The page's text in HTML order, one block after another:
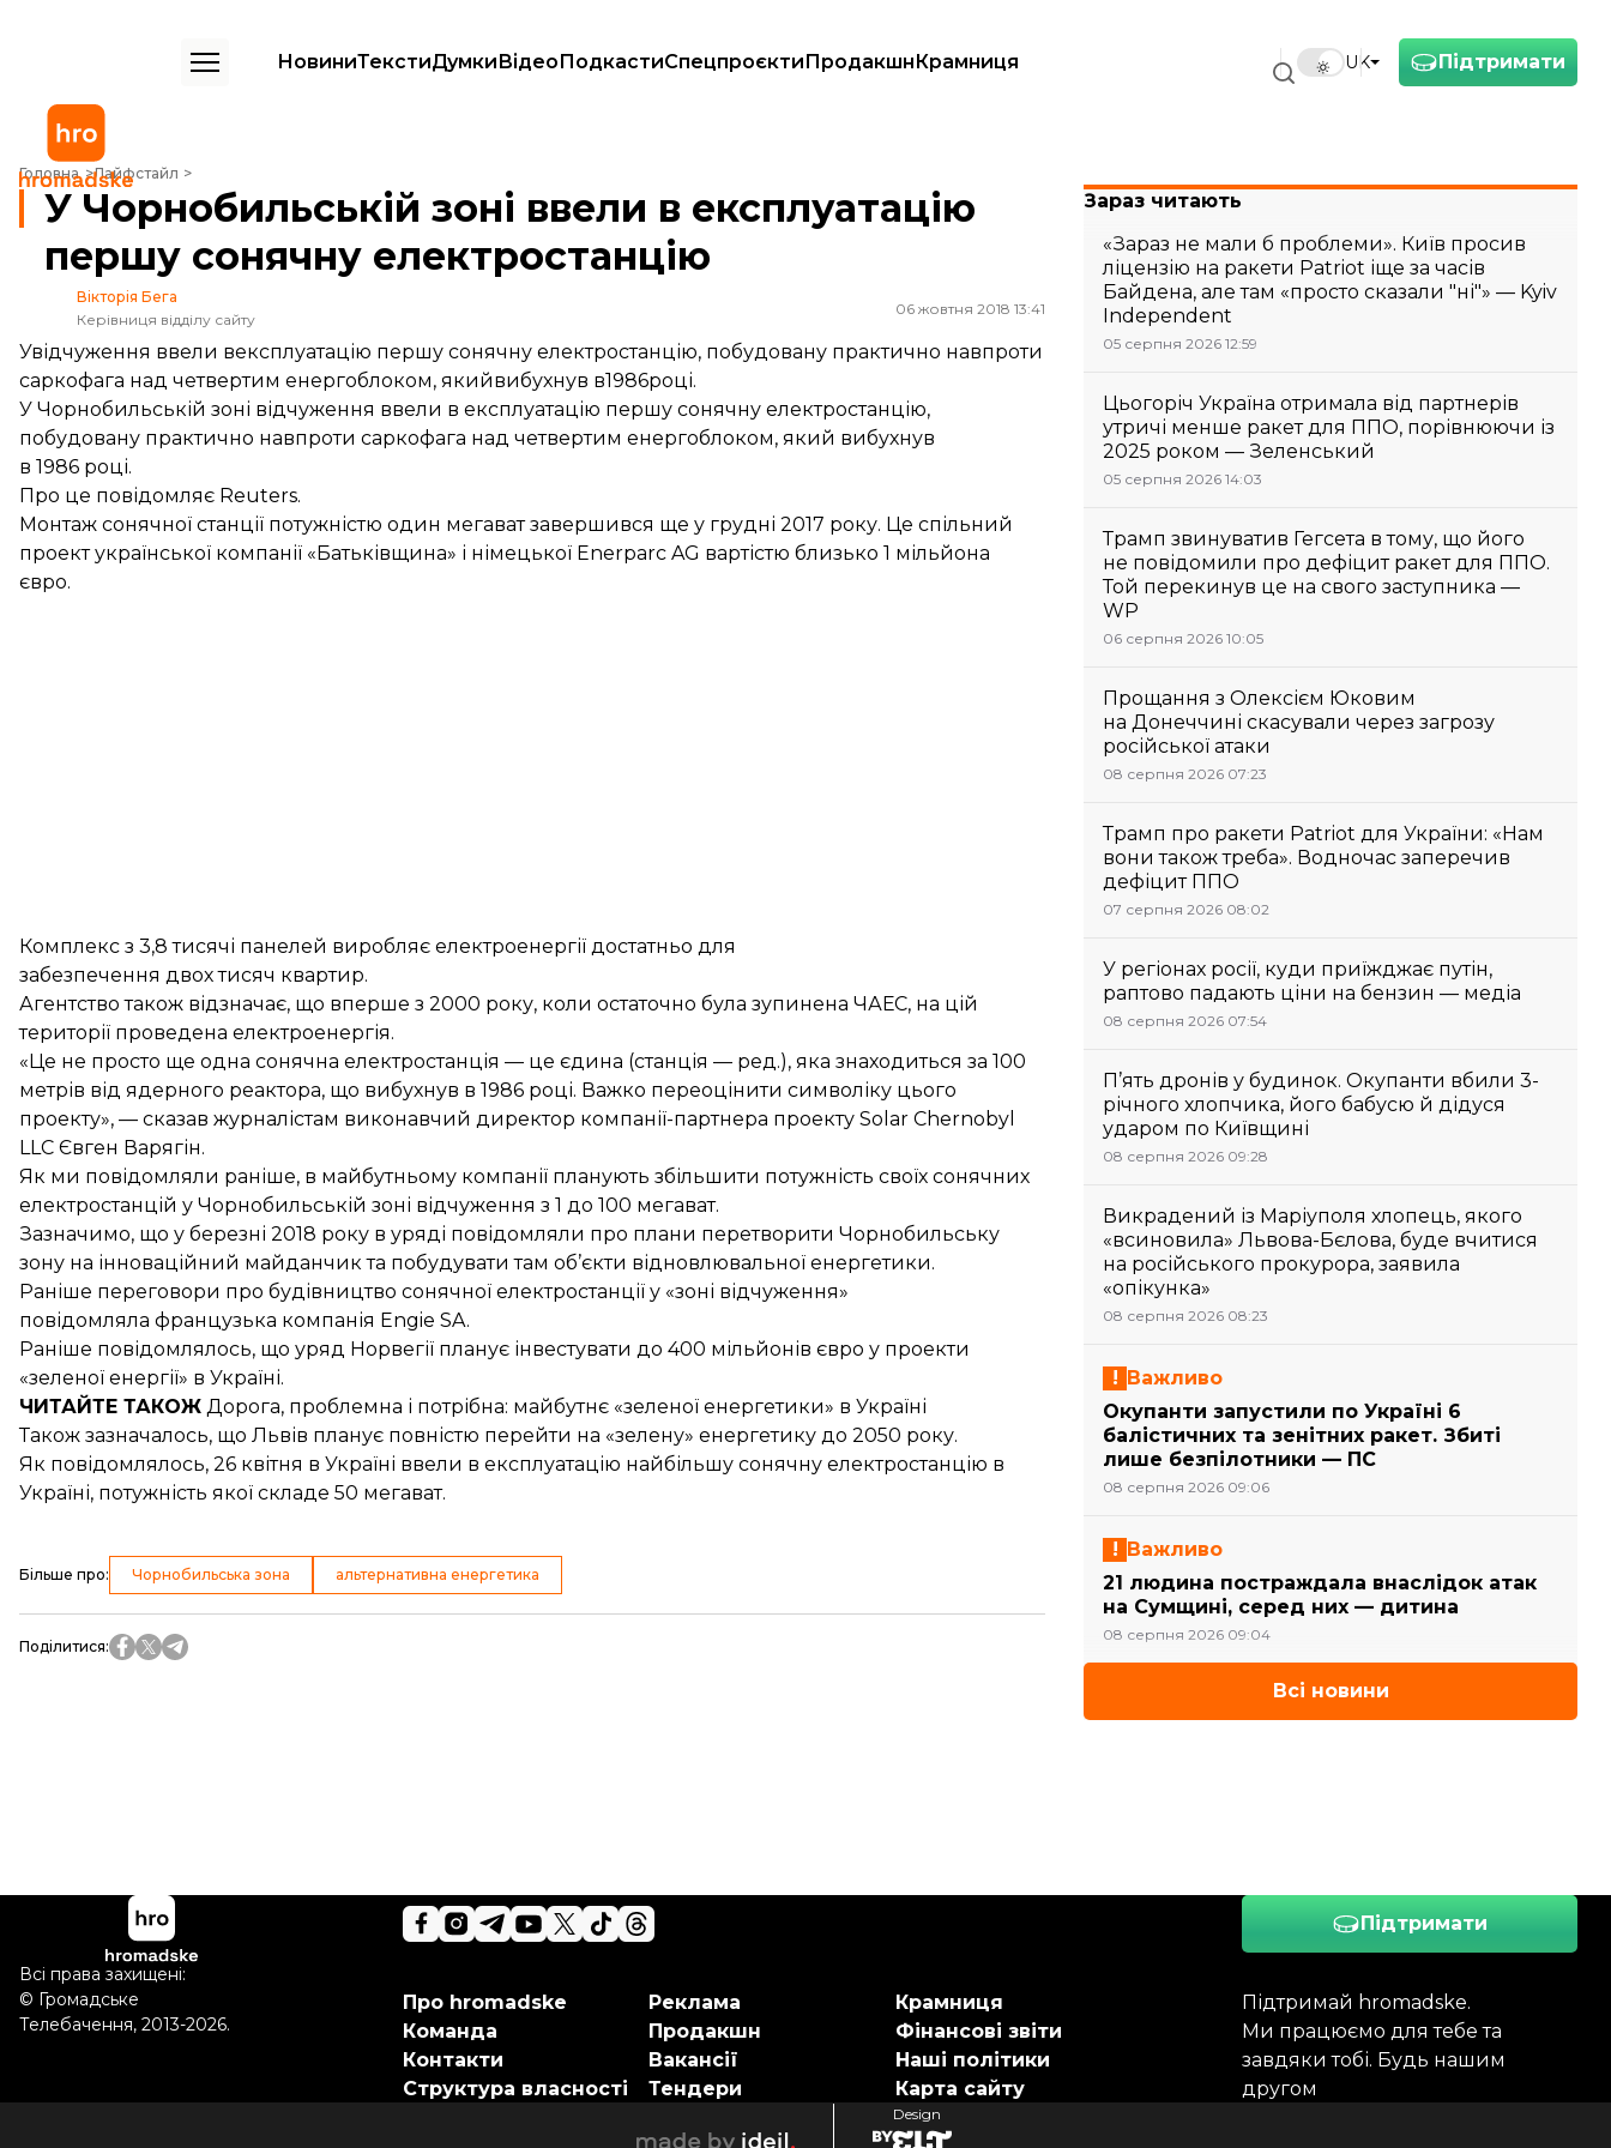
Підтримати
UK
НовиниТекстиДумкиВідеоПодкастиСпецпроєктиПродакшнКрамниця
Головна Лайфстайл
У Чорнобильській зоні ввели в експлуатацію першу сонячну електростанцію
У Чорнобильській зоні ввели в експлуатацію
першу сонячну електростанцію
Вікторія Бега
Керівниця відділу сайту
06 жовтня 2018 13:41
Увідчуження ввели вексплуатацію першу сонячну електростанцію, побудовану практично навпроти
саркофага над четвертим енергоблоком, якийвибухнув в1986році.
У Чорнобильській зоні відчуження ввели в експлуатацію першу сонячну електростанцію,
побудовану практично навпроти саркофага над четвертим енергоблоком, який вибухнув
в 1986 році.
Про це повідомляє Reuters.
Монтаж сонячної станції потужністю один мегават завершився ще у грудні 2017 року. Це спільний
проект української компанії «Батьківщина» і німецької Enerparc AG вартістю близько 1 мільйона
євро.
Комплекс з 3,8 тисячі панелей виробляє електроенергії достатньо для
забезпечення двох тисяч квартир.
Агентство також відзначає, що вперше з 2000 року, коли остаточно була зупинена ЧАЕС, на цій
території проведена електроенергія.
«Це не просто ще одна сонячна електростанція — це єдина (станція — ред.), яка знаходиться за 100
метрів від ядерного реактора, що вибухнув в 1986 році. Важко переоцінити символіку цього
проекту», — сказав журналістам виконавчий директор компанії-партнера проекту Solar Chernobyl
LLC Євген Варягін.
Як ми повідомляли раніше, в майбутньому компанії планують збільшити потужність своїх сонячних
електростанцій у Чорнобильській зоні відчуження з 1 до 100 мегават.
Зазначимо, що у березні 2018 року в уряді повідомляли про плани перетворити Чорнобильську
зону на інноваційний майданчик та побудувати там об’єкти відновлювальної енергетики.
Раніше переговори про будівництво сонячної електростанції у «зоні відчуження»
повідомляла французька компанія Engie SA.
Раніше повідомлялось, що уряд Норвегії планує інвестувати до 400 мільйонів євро у проекти
«зеленої енергії» в Україні.
ЧИТАЙТЕ ТАКОЖ Дорога, проблемна і потрібна: майбутнє «зеленої енергетики» в Україні
Також зазначалось, що Львів планує повністю перейти на «зелену» енергетику до 2050 року.
Як повідомлялось, 26 квітня в Україні ввели в експлуатацію найбільшу сонячну електростанцію в
Україні, потужність якої складе 50 мегават.
Більше про: Чорнобильська зона альтернативна енергетика
Поділитися:
Зараз читають
«Зараз не мали б проблеми». Київ просив
ліцензію на ракети Patriot іще за часів
Байдена, але там «просто сказали "ні"» — Kyiv
Independent
05 серпня 2026 12:59
Цьогоріч Україна отримала від партнерів
утричі менше ракет для ППО, порівнюючи із
2025 роком — Зеленський
05 серпня 2026 14:03
Трамп звинуватив Гегсета в тому, що його
не повідомили про дефіцит ракет для ППО.
Той перекинув це на свого заступника —
WP
06 серпня 2026 10:05
Прощання з Олексієм Юковим
на Донеччині скасували через загрозу
російської атаки
08 серпня 2026 07:23
Трамп про ракети Patriot для України: «Нам
вони також треба». Водночас заперечив
дефіцит ППО
07 серпня 2026 08:02
У регіонах росії, куди приїжджає путін,
раптово падають ціни на бензин — медіа
08 серпня 2026 07:54
П’ять дронів у будинок. Окупанти вбили 3-
річного хлопчика, його бабусю й дідуся
ударом по Київщині
08 серпня 2026 09:28
Викрадений із Маріуполя хлопець, якого
«всиновила» Львова-Бєлова, буде вчитися
на російського прокурора, заявила
«опікунка»
08 серпня 2026 08:23
Важливо
Окупанти запустили по Україні 6
балістичних та зенітних ракет. Збиті
лише безпілотники — ПС
08 серпня 2026 09:06
Важливо
21 людина постраждала внаслідок атак
на Сумщині, серед них — дитина
08 серпня 2026 09:04
Всі новини
Підтримати
Підтримай hromadske.
Ми працюємо для тебе та
завдяки тобі. Будь нашим
другом
Про hromadske
Команда
Контакти
Структура власності
Реклама
Продакшн
Вакансії
Тендери
Крамниця
Фінансові звіти
Наші політики
Карта сайту
Всі права захищені:
© Громадське
Телебачення, 2013-2026.
ideil
Design
elt